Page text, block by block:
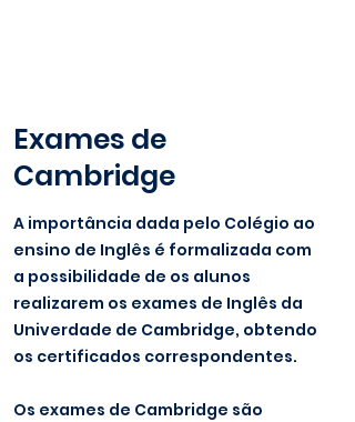
Exames de
Cambridge
A importância dada pelo Colégio ao
ensino de Inglês é formalizada com
a possibilidade de os alunos
realizarem os exames de Inglês da
Univerdade de Cambridge, obtendo
os certificados correspondentes.
Os exames de Cambridge são